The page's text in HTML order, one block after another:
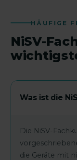
HÄUFIGE
NiSV-
Was ist die
Die NiSV-
die Geräte mit